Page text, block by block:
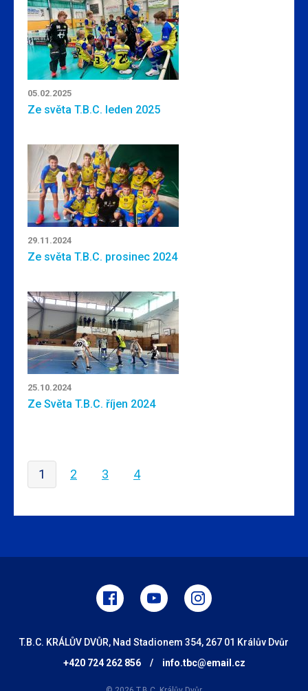
05.02.2025
Ze světa T.B.C. leden 2025
29.11.2024
Ze světa T.B.C. prosinec 2024
25.10.2024
Ze Světa T.B.C. říjen 2024
1 2 3 4
T.B.C. KRÁLŮV DVŮR, Nad Stadionem 354, 267 01 Králův Dvůr
+420 724 262 856
/ info.tbc@email.cz